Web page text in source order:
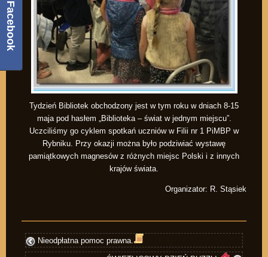
Tydzień Bibliotek obchodzony jest w tym roku w dniach 8-15
maja pod hasłem „Biblioteka – świat w jednym miejscu”.
Uczciliśmy go cyklem spotkań uczniów w Filii nr 1 PiMBP w
Rybniku. Przy okazji można było podziwiać wystawę
pamiątkowych magnesów z różnych miejsc Polski i z innych
krajów świata.
Organizator: R. Stąsiek
Nieodpłatna pomoc prawna.
Facebook